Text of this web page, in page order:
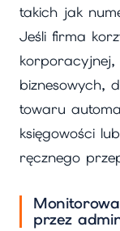
takich jak
Jeśli firma
korporacyjnej,
biznesowych,
towaru
księgowości
ręcznego
przez